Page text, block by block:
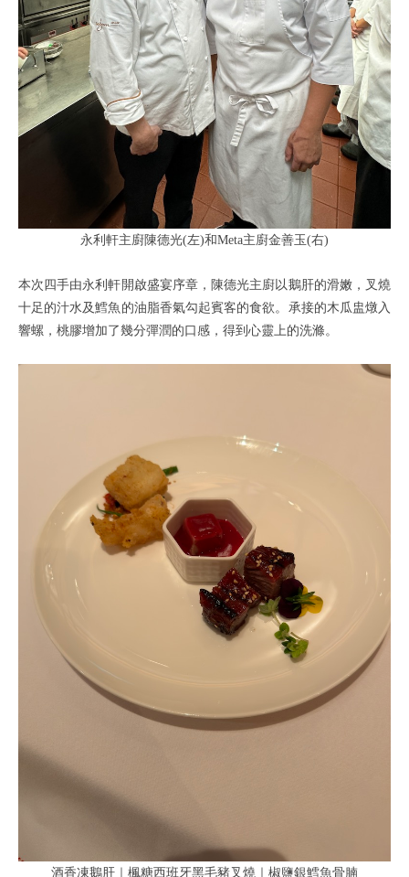
永利軒主廚陳德光(左)和Meta主廚金善玉(右)
本次四手由永利軒開啟盛宴序章，陳德光主廚以鵝肝的滑嫩，叉燒
十足的汁水及鱈魚的油脂香氣勾起賓客的食欲。承接的木瓜盅燉入
響螺，桃膠增加了幾分彈潤的口感，得到心靈上的洗滌。
酒香凍鵝肝｜楓糖西班牙黑毛豬叉燒｜椒鹽銀鱈魚骨腩